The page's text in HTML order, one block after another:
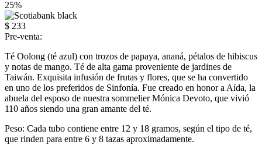
25%
$ 233
Pre-venta:
Té Oolong (té azul) con trozos de papaya, ananá, pétalos de hibiscus
y notas de mango. Té de alta gama proveniente de jardines de
Taiwán. Exquisita infusión de frutas y flores, que se ha convertido
en uno de los preferidos de Sinfonía. Fue creado en honor a Aída, la
abuela del esposo de nuestra sommelier Mónica Devoto, que vivió
110 años siendo una gran amante del té.
Peso: Cada tubo contiene entre 12 y 18 gramos, según el tipo de té,
que rinden para entre 6 y 8 tazas aproximadamente.